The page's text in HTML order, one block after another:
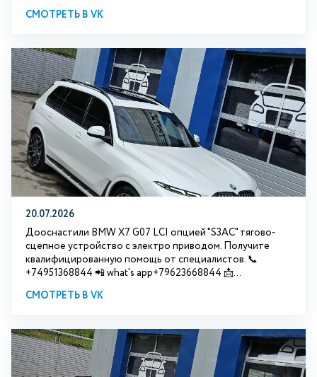
СМОТРЕТЬ В VK
20.07.2026
Дооснастили BMW Х7 G07 LCI опцией "S3АС" тягово-
сцепное устройство с электро приводом. Получите
квалифицированную помощь от специалистов. 📞
+74951368844 📲 what's app+79623668844 📩...
СМОТРЕТЬ В VK